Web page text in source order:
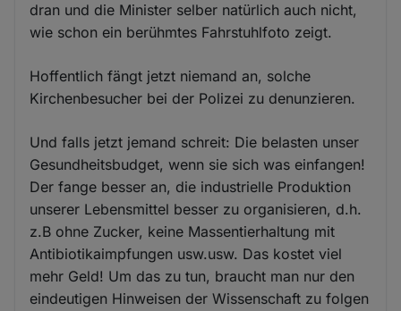
dran und die Minister selber natürlich auch nicht,
wie schon ein berühmtes Fahrstuhlfoto zeigt.
Hoffentlich fängt jetzt niemand an, solche
Kirchenbesucher bei der Polizei zu denunzieren.
Und falls jetzt jemand schreit: Die belasten unser
Gesundheitsbudget, wenn sie sich was einfangen!
Der fange besser an, die industrielle Produktion
unserer Lebensmittel besser zu organisieren, d.h.
z.B ohne Zucker, keine Massentierhaltung mit
Antibiotikaimpfungen usw.usw. Das kostet viel
mehr Geld! Um das zu tun, braucht man nur den
eindeutigen Hinweisen der Wissenschaft zu folgen